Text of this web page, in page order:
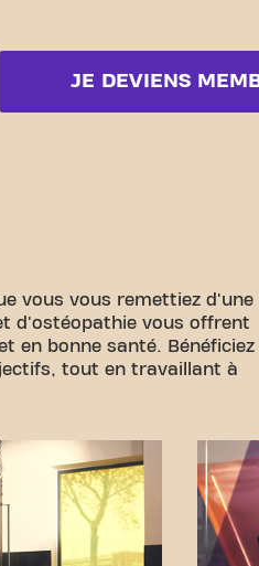
JE DEVIENS
vous vous remettiez d'une
d'ostéopathie vous offrent
en bonne santé. Bénéficiez
tout en travaillant à